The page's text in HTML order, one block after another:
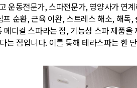
운동전문가, 스파전문가, 영양사가
순환, 근육 이완, 스트레스 해소, 해
디컬 스파라는 점, 기능성 스파 제품
는 점입니다. 이를 통해 테라스파는 한